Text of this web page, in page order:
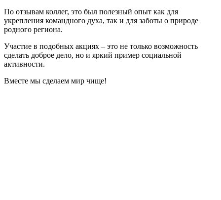
По отзывам коллег, это был полезный опыт как для
укрепления командного духа, так и для заботы о природе
родного региона.
Участие в подобных акциях – это не только возможность
сделать доброе дело, но и яркий пример социальной
активности.
Вместе мы сделаем мир чище!